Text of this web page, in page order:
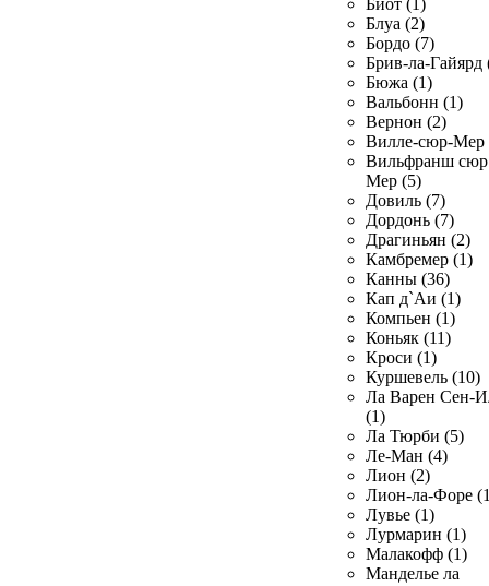
Биот (1)
Блуа (2)
Бордо (7)
Брив-ла-Гайярд
Бюжа (1)
Вальбонн (1)
Вернон (2)
Вилле-сюр-Мер
Вильфранш сюр
Мер (5)
Довиль (7)
Дордонь (7)
Драгиньян (2)
Камбремер (1)
Канны (36)
Кап д`Аи (1)
Компьен (1)
Коньяк (11)
Кроси (1)
Куршевель (10)
Ла Варен Сен-
(1)
Ла Тюрби (5)
Ле-Ман (4)
Лион (2)
Лион-ла-Форе
Лувье (1)
Лурмарин (1)
Малакофф (1)
Манделье ла